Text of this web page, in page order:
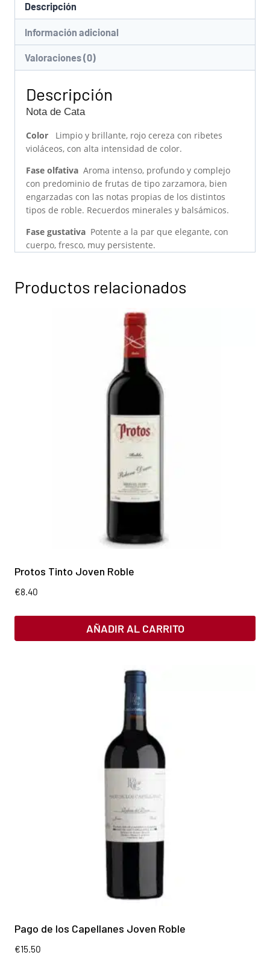
Descripción
Información adicional
Valoraciones (0)
Descripción
Nota de Cata
Color Limpio y brillante, rojo cereza con ribetes
violáceos, con alta intensidad de color.
Fase olfativa Aroma intenso, profundo y complejo
con predominio de frutas de tipo zarzamora, bien
engarzadas con las notas propias de los distintos
tipos de roble. Recuerdos minerales y balsámicos.
Fase gustativa Potente a la par que elegante, con
cuerpo, fresco, muy persistente.
Productos relacionados
Protos Tinto Joven Roble
€8.40
AÑADIR AL CARRITO
Pago de los Capellanes Joven Roble
€15.50